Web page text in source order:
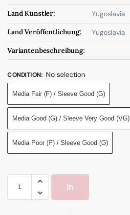
Land Künstler: Yugoslavia
Land Veröffentlichung: Yugoslavia
Variantenbeschreibung:
CONDITION: No selection
Media Fair (F) / Sleeve Good (G)
Media Good (G) / Sleeve Very Good (VG)
Media Poor (P) / Sleeve Good (G)
In